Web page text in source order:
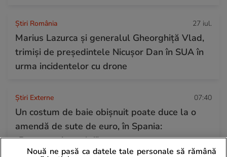
Știri România 27 iul.
Marius Lazurca și generalul Gheorghiță Vlad,
trimiși de președintele Nicușor Dan în SUA în
urma incidentelor cu drone
Știri Externe 07:40
Un costum de baie obișnuit poate duce la o
amendă de sute de euro, în Spania:
„Respectați regula!”
Nouă ne pasă ca datele tale personale să rămână